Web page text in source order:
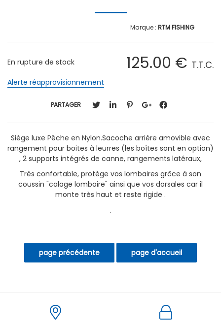
RTM FISHING
125.00 € T.T.C.
En rupture de stock
Alerte réapprovisionnement
PARTAGER
Siège luxe Pêche en Nylon.Sacoche arrière amovible avec
rangement pour boites à leurres (les boîtes sont en option)
, 2 supports intégrés de canne, rangements latéraux,
Très confortable, protège vos lombaires grâce à son
coussin "calage lombaire" ainsi que vos dorsales car il
monte très haut et reste rigide .
.